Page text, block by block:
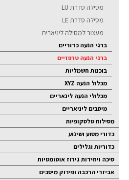
מסילה סדרת LU
מסילה סדרת LE
מעצור למסילה ליניארית
ברגי הנעה כדוריים
ברגי הנעה טרפזיים
בוכנות חשמליות
מכלול הנעה XYZ
מכלולי הנעה לינאריים
מיסבים ליניאריים
מסילות טלסקופיות
כדורי מסוע ושינוע
כדוריות וגלילים
סיכה ויחידות גירוז אוטומטיות
אביזרי הרכבה ופירוק מיסבים